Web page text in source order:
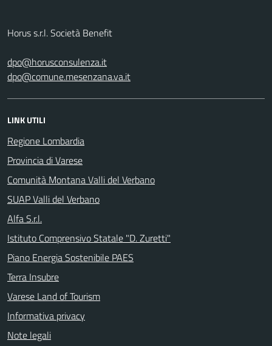
Horus s.r.l. Società Benefit
dpo@horusconsulenza.it
dpo@comune.mesenzana.va.it
LINK UTILI
Regione Lombardia
Provincia di Varese
Comunità Montana Valli del Verbano
SUAP Valli del Verbano
Alfa S.r.l.
Istituto Comprensivo Statale "D. Zuretti"
Piano Energia Sostenibile PAES
Terra Insubre
Varese Land of Tourism
Informativa privacy
Note legali